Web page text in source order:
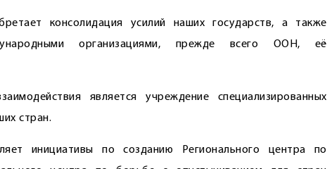
консолидация усилий наших государств, а также
организациями, прежде всего ООН, её
является учреждение специализированных
стран.
инициативы по созданию Регионального центра по